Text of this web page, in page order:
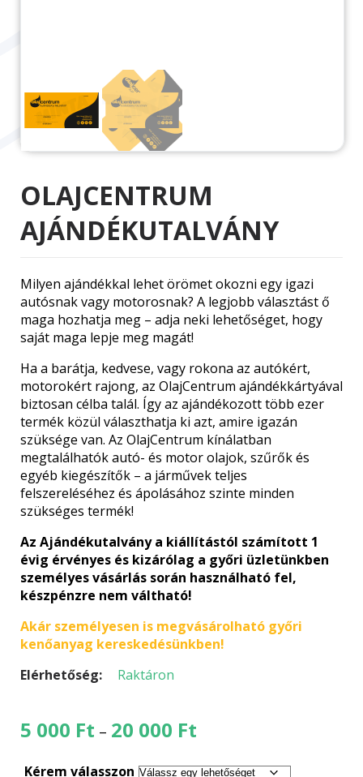
OLAJCENTRUM
AJÁNDÉKUTALVÁNY
Milyen ajándékkal lehet örömet okozni egy igazi
autósnak vagy motorosnak? A legjobb választást ő
maga hozhatja meg – adja neki lehetőséget, hogy
saját maga lepje meg magát!
Ha a barátja, kedvese, vagy rokona az autókért,
motorokért rajong, az OlajCentrum ajándékkártyával
biztosan célba talál. Így az ajándékozott több ezer
termék közül választhatja ki azt, amire igazán
szüksége van. Az OlajCentrum kínálatban
megtalálhatók autó- és motor olajok, szűrők és
egyéb kiegészítők – a járművek teljes
felszereléséhez és ápolásához szinte minden
szükséges termék!
Az Ajándékutalvány a kiállítástól számított 1
évig érvényes és kizárólag a győri üzletünkben
személyes vásárlás során használható fel,
készpénzre nem váltható!
Akár személyesen is megvásárolható győri
kenőanyag kereskedésünkben!
Elérhetőség:
Raktáron
5 000 Ft – 20 000 Ft
000 Ft
Kérem válasszon